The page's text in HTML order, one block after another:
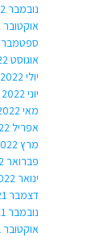
נובמבר 2022
אוקטובר 2022
ספטמבר 2022
אוגוסט 2022
יולי 2022
יוני 2022
מאי 2022
אפריל 2022
מרץ 2022
פברואר 2022
ינואר 2022
דצמבר 2021
נובמבר 2021
אוקטובר 2021